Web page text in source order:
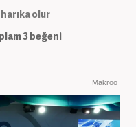
olur
3beğeni
Makroo